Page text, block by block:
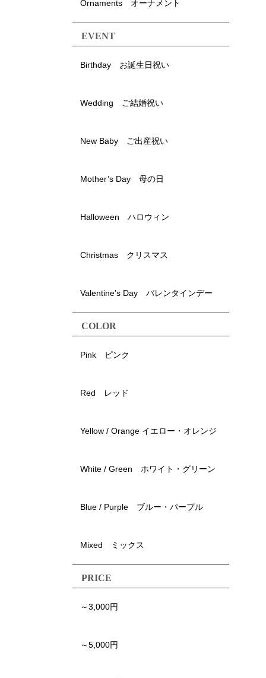
Ornaments オーナメント
EVENT
Birthday お誕生日祝い
Wedding ご結婚祝い
New Baby ご出産祝い
Mother’s Day 母の日
Halloween ハロウィン
Christmas クリスマス
Valentine's Day バレンタインデー
COLOR
Pink ピンク
Red レッド
Yellow / Orange イエロー・オレンジ
White / Green ホワイト・グリーン
Blue / Purple ブルー・パープル
Mixed ミックス
PRICE
～3,000円
～5,000円